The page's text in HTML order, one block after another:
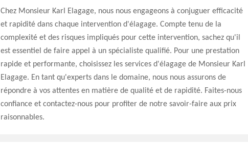
Chez Monsieur Karl Elagage, nous nous engageons à conjuguer efficacité
et rapidité dans chaque intervention d'élagage. Compte tenu de la
complexité et des risques impliqués pour cette intervention, sachez qu'il
est essentiel de faire appel à un spécialiste qualifié. Pour une prestation
rapide et performante, choisissez les services d'élagage de Monsieur Karl
Elagage. En tant qu'experts dans le domaine, nous nous assurons de
répondre à vos attentes en matière de qualité et de rapidité. Faites-nous
confiance et contactez-nous pour profiter de notre savoir-faire aux prix
raisonnables.